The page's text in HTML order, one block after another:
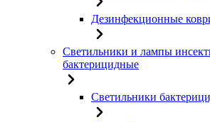
Дезинфекционные
Светильники и лампы
бактерицидные
Светильники